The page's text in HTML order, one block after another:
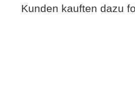
Kunden kauften dazu